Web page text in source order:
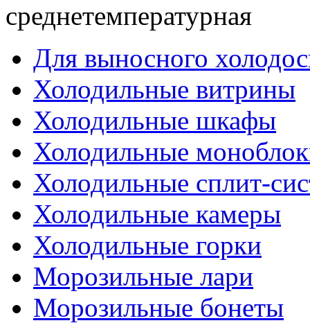
среднетемпературная
Для выносного
Холодильные витрины
Холодильные шкафы
Холодильные
Холодильные сплит-
Холодильные камеры
Холодильные горки
Морозильные лари
Морозильные бонеты